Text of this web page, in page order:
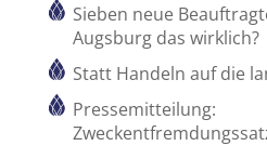
Sieben neue
Augsburg das wirklich?
Statt Handeln auf die
Pressemitteilung: